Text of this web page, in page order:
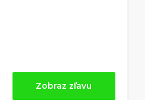
Zobraz zľavu